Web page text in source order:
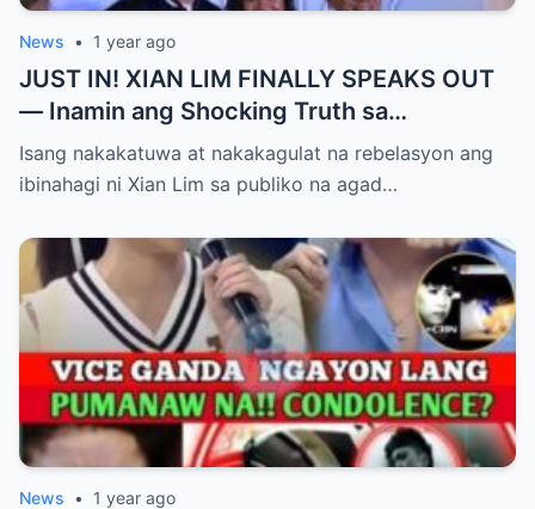
News • 1 year ago
JUST IN! XIAN LIM FINALLY SPEAKS OUT
— Inamin ang Shocking Truth sa
Pagbubuntis ni Louise Delos Reyes!
Matagal na Itinagong Lihim, Isiniwalat na sa
Rebelasyong Di Inaasahan!
Isang nakakatuwa at nakakagulat na rebelasyon ang
ibinahagi ni Xian Lim sa publiko na agad…
News • 1 year ago